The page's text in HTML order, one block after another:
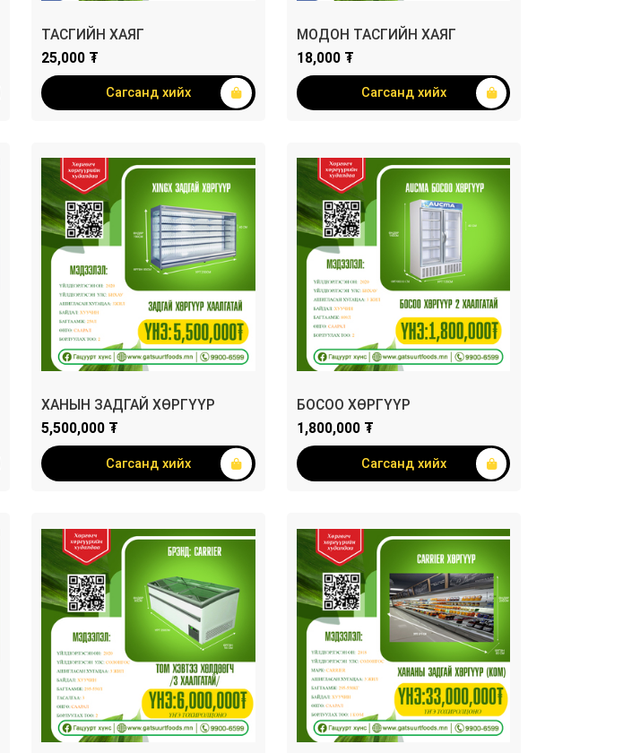
ТАСГИЙН ХАЯГ
25,000 ₮
Сагсанд хийх
МОДОН ТАСГИЙН ХАЯГ
18,000 ₮
Сагсанд хийх
ХАНЫН ЗАДГАЙ ХӨРГҮҮР
5,500,000 ₮
Сагсанд хийх
БОСОО ХӨРГҮҮР
1,800,000 ₮
Сагсанд хийх